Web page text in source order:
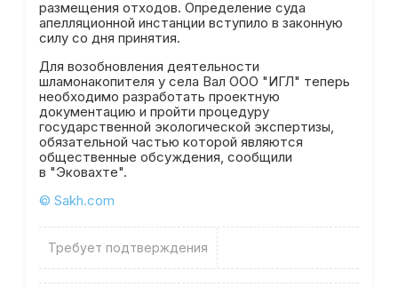
размещения отходов. Определение суда
апелляционной инстанции вступило в законную
силу со дня принятия.
Для возобновления деятельности
шламонакопителя у села Вал ООО "ИГЛ" теперь
необходимо разработать проектную
документацию и пройти процедуру
государственной экологической экспертизы,
обязательной частью которой являются
общественные обсуждения, сообщили
в "Эковахте".
© Sakh.com
Требует подтверждения